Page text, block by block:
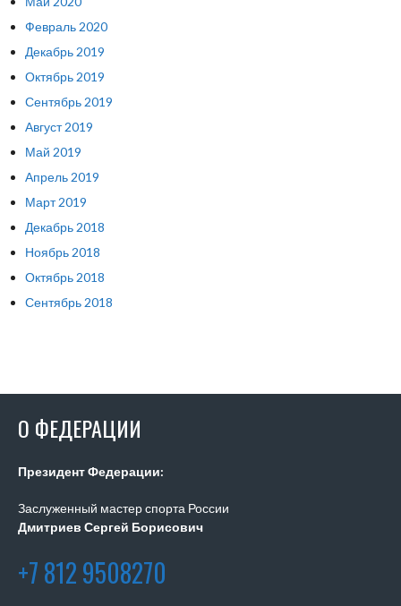
Февраль 2020
Декабрь 2019
Октябрь 2019
Сентябрь 2019
Август 2019
Май 2019
Апрель 2019
Март 2019
Декабрь 2018
Ноябрь 2018
Октябрь 2018
Сентябрь 2018
О ФЕДЕРАЦИИ
Президент Федерации:
Заслуженный мастер спорта России
Дмитриев Сергей Борисович
+7 812 9508270